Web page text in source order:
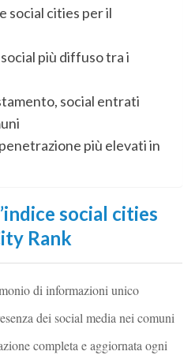
social cities per il
più diffuso tra i
social entrati
più elevati in
social cities
Rank
di informazioni unico
dei social media nei comuni
completa e aggiornata ogni